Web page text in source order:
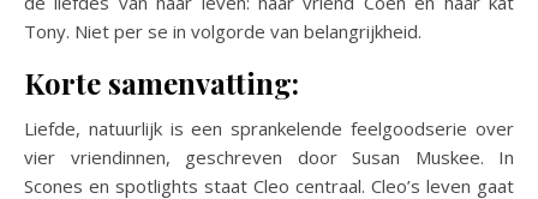
Tony. Niet per se in volgorde van belangrijkheid.
Korte samenvatting:
Liefde, natuurlijk is een sprankelende feelgoodserie over
vier vriendinnen, geschreven door Susan Muskee. In
Scones en spotlights staat Cleo centraal. Cleo’s leven gaat